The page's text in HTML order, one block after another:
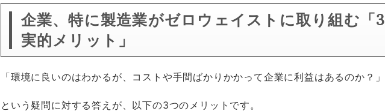
企業、特に製造業がゼロウェイストに取り組む「
実的メリット」
「環境に良いのはわかるが、コストや手間ばかりかかって企業に利益はあるのか？」
という疑問に対する答えが、以下の3つのメリットです。